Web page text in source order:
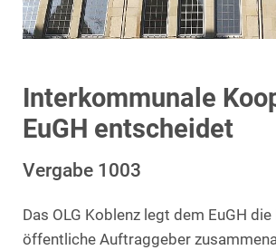
Interkommunale
EuGH entscheidet
Vergabe 1003
Das OLG Koblenz legt dem EuGH die
öffentliche Auftraggeber